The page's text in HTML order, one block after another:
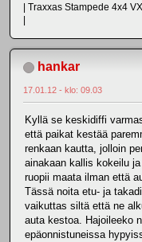
| Traxxas Stampede 4x4
|
hankar
17.01.12 - klo: 09.03
Kyllä se keskidiffi
että paikat kestää
renkaan kautta, jolloin
ainakaan kallis kokeilu
ruopii maata ilman että
Tässä noita etu- ja
vaikuttas siltä että ne
auta kestoa. Hajoileeko
epäonnistuneissa